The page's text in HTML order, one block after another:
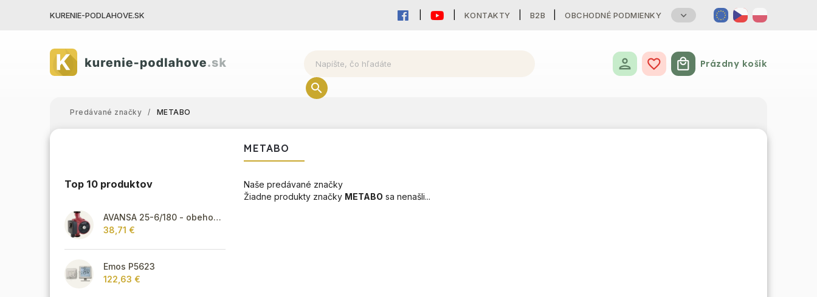
KURENIE-PODLAHOVE.SK KONTAKTY B2B OBCHODNÉ PODMIENKY
Nákupný košík
Prázdny košík
Predávané značky / METABO
Top 10 produktov
AVANSA 25-6/180 - obehové čerpadlo, pripojovací závit 6/4"
38,71 €
Emos P5623
122,63 €
METABO
Naše predávané značky
Žiadne produkty značky METABO sa nenašli...